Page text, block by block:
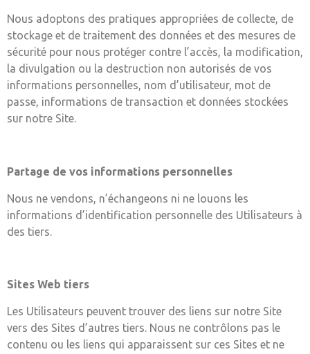
Nous adoptons des pratiques appropriées de collecte, de
stockage et de traitement des données et des mesures de
sécurité pour nous protéger contre l’accès, la modification,
la divulgation ou la destruction non autorisés de vos
informations personnelles, nom d’utilisateur, mot de
passe, informations de transaction et données stockées
sur notre Site.
Partage de vos informations personnelles
Nous ne vendons, n’échangeons ni ne louons les
informations d’identification personnelle des Utilisateurs à
des tiers.
Sites Web tiers
Les Utilisateurs peuvent trouver des liens sur notre Site
vers des Sites d’autres tiers. Nous ne contrôlons pas le
contenu ou les liens qui apparaissent sur ces Sites et ne